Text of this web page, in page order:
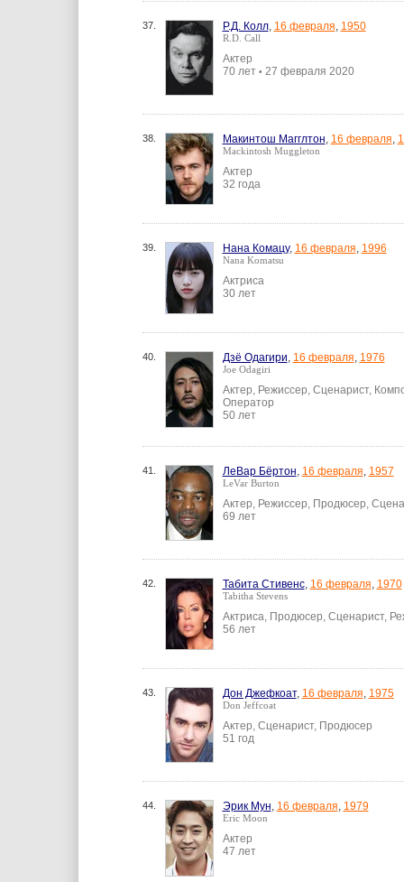
37. Р.Д. Колл, 16 февраля, 1950
R.D. Call
Актер
70 лет • 27 февраля 2020
38. Макинтош Магглтон, 16 февраля,
Mackintosh Muggleton
Актер
32 года
39. Нана Комацу, 16 февраля, 1996
Nana Komatsu
Актриса
30 лет
40. Дзё Одагири, 16 февраля, 1976
Joe Odagiri
Актер, Режиссер, Сценарист,
Оператор
50 лет
41. ЛеВар Бёртон, 16 февраля, 1957
LeVar Burton
Актер, Режиссер, Продюсер,
69 лет
42. Табита Стивенс, 16 февраля, 1970
Tabitha Stevens
Актриса, Продюсер, Сценарист,
56 лет
43. Дон Джефкоат, 16 февраля, 1975
Don Jeffcoat
Актер, Сценарист, Продюсер
51 год
44. Эрик Мун, 16 февраля, 1979
Eric Moon
Актер
47 лет